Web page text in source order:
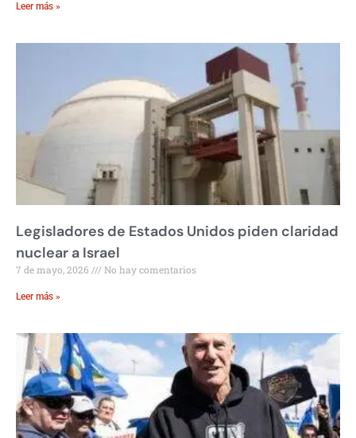
Leer más »
Legisladores de Estados Unidos piden claridad
nuclear a Israel
7 de mayo, 2026 No hay comentarios
Leer más »